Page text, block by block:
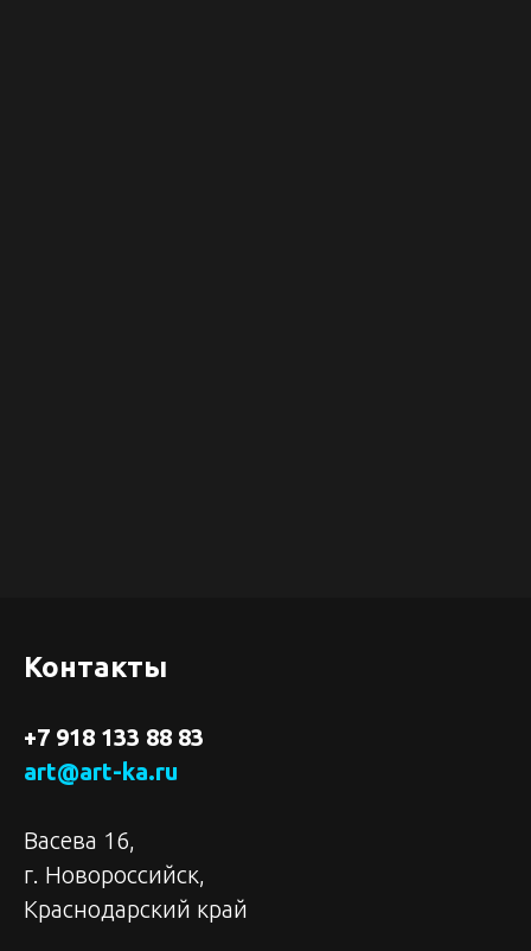
Контакты
+7 918 133 88 83
art@art-ka.ru
Васева 16,
г. Новороссийск,
Краснодарский край